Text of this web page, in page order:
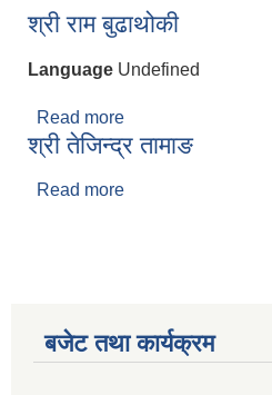
श्री राम बुढाथोकी
Language Undefined
Read more
श्री तेजिन्द्र तामाङ
Read more
बजेट तथा कार्यक्रम